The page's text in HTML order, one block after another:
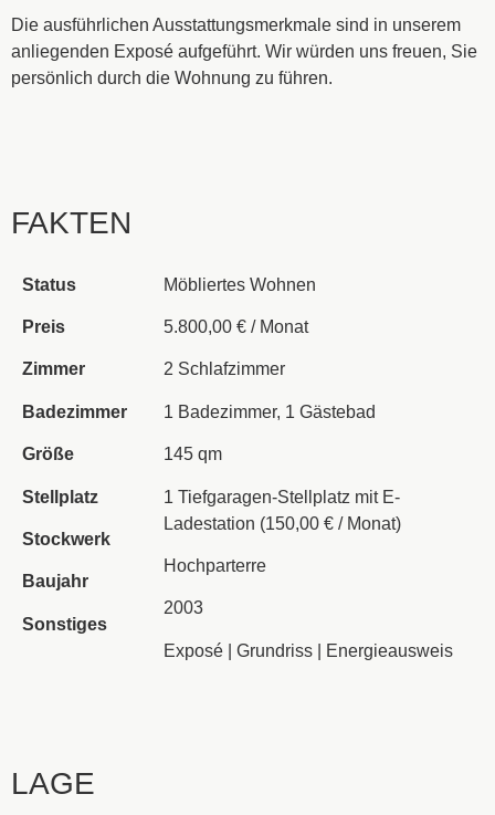
Die ausführlichen Ausstattungsmerkmale sind in unserem
anliegenden Exposé aufgeführt. Wir würden uns freuen, Sie
persönlich durch die Wohnung zu führen.
FAKTEN
Status
Preis
Zimmer
Badezimmer
Größe
Stellplatz
Stockwerk
Baujahr
Sonstiges
Möbliertes Wohnen
5.800,00 € / Monat
2 Schlafzimmer
1 Badezimmer, 1 Gästebad
145 qm
1 Tiefgaragen-Stellplatz mit E-
Ladestation (150,00 € / Monat)
Hochparterre
2003
Exposé |Grundriss Energieausweis
LAGE